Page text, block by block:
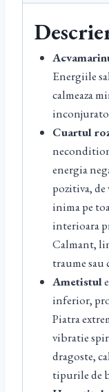
Energiile
calmeaza
Cuartul
energia
pozitiva, de
inima pe
interioara
Calmant,
traume sau
Ametistul
inferior,
Piatra
vibratie
dragoste,
tipurile de